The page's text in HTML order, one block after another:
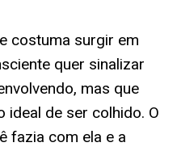
costuma surgir em
quer sinalizar
mas que
ideal de ser colhido. O
fazia com ela e a